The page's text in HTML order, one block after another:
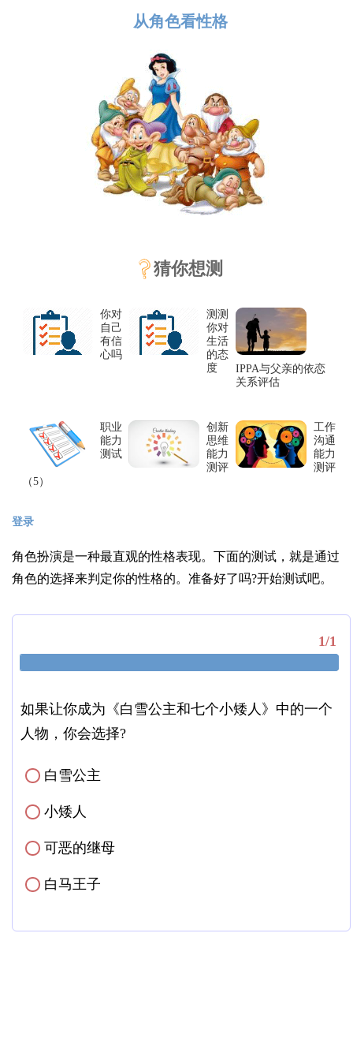
从角色看性格
猜你想测
你对
自己
有信
心吗
测测
你对
生活
的态
度
IPPA与父亲的依恋
关系评估
职业
能力
测试
（5）
创新
思维
能力
测评
工作
沟通
能力
测评
登录
角色扮演是一种最直观的性格表现。下面的测试，就是通过
角色的选择来判定你的性格的。准备好了吗?开始测试吧。
1/1
如果让你成为《白雪公主和七个小矮人》中的一个
人物，你会选择?
✓白雪公主
✓小矮人
✓可恶的继母
✓白马王子